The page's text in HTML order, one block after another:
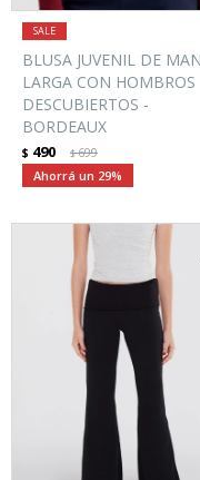
BLUSA JUVENIL DE
LARGA CON HOMBROS
DESCUBIERTOS -
BORDEAUX
$ 490 $699
29